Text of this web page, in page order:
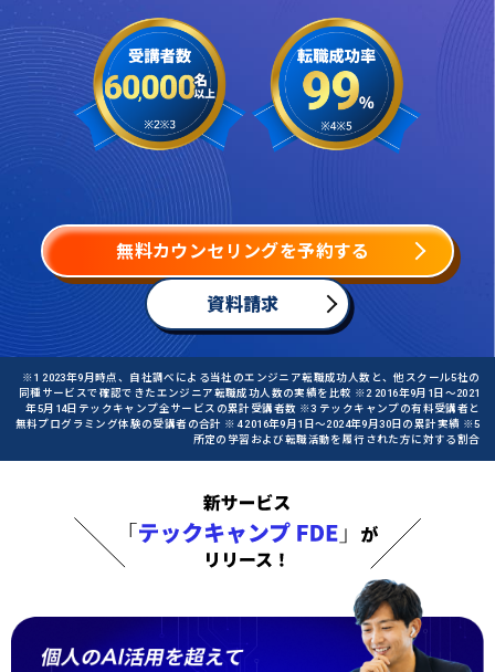
無料カウンセリングを予約する
資料請求
※1 2023年9月時点、自社調べによる当社のエンジニア転職成功人数と、他スクール5社の
同種サービスで確認できたエンジニア転職成功人数の実績を比較 ※2 2016年9月1日〜2021
年5月14日テックキャンプ全サービスの累計受講者数 ※3 テックキャンプの有料受講者と
無料プログラミング体験の受講者の合計 ※4 2016年9月1日〜2024年9月30日の累計実績 ※5
所定の学習および転職活動を履行された方に対する割合